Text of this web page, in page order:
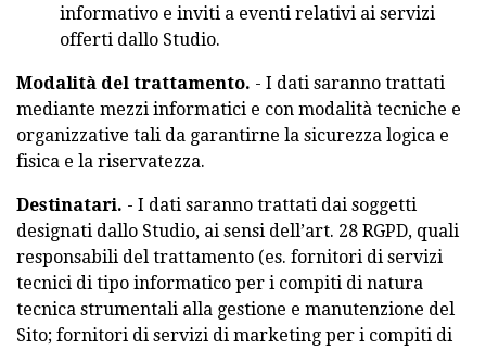
informativo e inviti a eventi relativi ai servizi
offerti dallo Studio.
Modalità del trattamento. - I dati saranno trattati
mediante mezzi informatici e con modalità tecniche e
organizzative tali da garantirne la sicurezza logica e
fisica e la riservatezza.
Destinatari. - I dati saranno trattati dai soggetti
designati dallo Studio, ai sensi dell’art. 28 RGPD, quali
responsabili del trattamento (es. fornitori di servizi
tecnici di tipo informatico per i compiti di natura
tecnica strumentali alla gestione e manutenzione del
Sito; fornitori di servizi di marketing per i compiti di